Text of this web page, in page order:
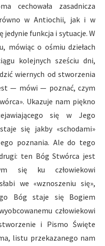
cechowała zasadnicza
w Antiochii, jak i w
funkcja i sytuacje. W
mówiąc o ośmiu dziełach
kolejnych sześciu dni,
wiernych od stworzenia
— mówi — poznać, czym
Ukazuje nam piękno
się w Jego
się jakby «schodami»
poznania. Ale do tego
ten Bóg Stwórca jest
się ku człowiekowi
we «wznoszeniu się»,
Bóg staje się Bogiem
człowiekowi
i Pismo Święte
listu przekazanego nam